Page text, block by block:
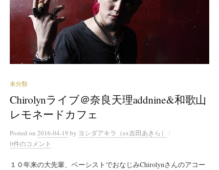
未分類
Chirolynライブ＠奈良天理addnine&和歌山
レモネードカフェ
Posted on 2016-04-19 by ヨシダアキラ（ex吉田あきら）
/
0件のコメント
１０年来の大先輩、ベーシストでおなじみChirolynさんのアコー